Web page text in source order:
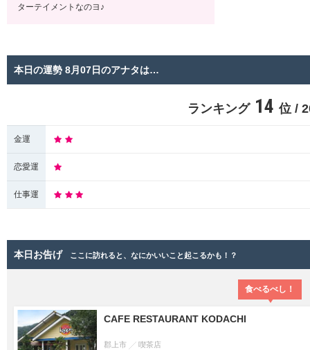
ターテイメントなのヨ♪
本日の運勢 8月07日のアナタは…
ランキング 14 位 /
金運
恋愛運
仕事運
本日お告げ ここに訪れると、なにかいいこと起こるかも！？
食べるべし！
CAFE RESTAURANT KODACHI
郡上市 喫茶店